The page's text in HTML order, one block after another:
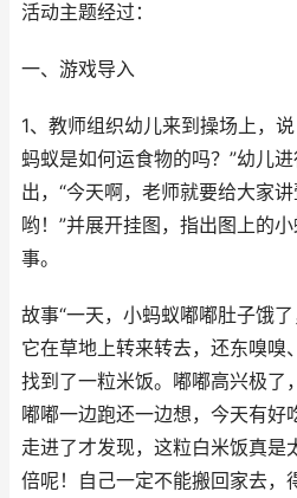
活动主题经过：
一、游戏导入
1、教师组织幼儿来到操场上，
蚂蚁是如何运食物的吗？”幼儿
出，“今天啊，老师就要给大家
哟！”并展开挂图，指出图上的
事。
故事“一天，小蚂蚁嘟嘟肚子饿了
它在草地上转来转去，还东嗅嗅
找到了一粒米饭。嘟嘟高兴极了
嘟嘟一边跑还一边想，今天有好
走进了才发现，这粒白米饭真是
倍呢！自己一定不能搬回家去，